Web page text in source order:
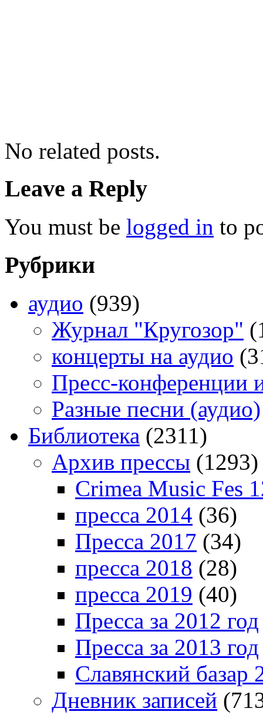
No related posts.
Leave a Reply
You must be logged in to
Рубрики
аудио (939)
Журнал "Кругозор"
концерты на аудио
Пресс-конференции
Разные песни (аудио)
Библиотека (2311)
Архив прессы (1293)
Crimea Music Fes
пресса 2014 (36)
Пресса 2017 (34)
пресса 2018 (28)
пресса 2019 (40)
Пресса за 2012 год
Пресса за 2013 год
Славянский базар
Дневник записей